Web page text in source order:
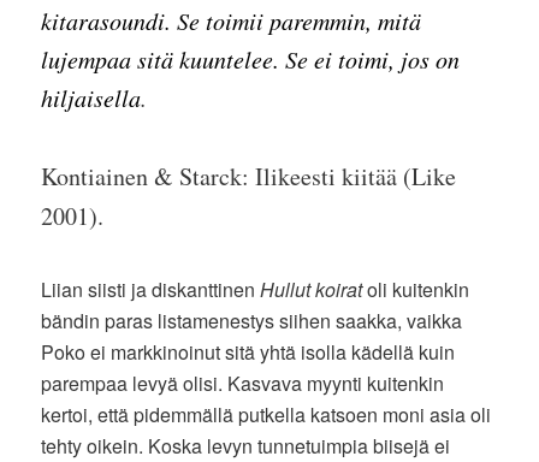
kitarasoundi. Se toimii paremmin, mitä
lujempaa sitä kuuntelee. Se ei toimi, jos on
hiljaisella.
Kontiainen & Starck: Ilikeesti kiitää (Like
2001).
Liian siisti ja diskanttinenHullut koiratoli kuitenkin
bändin paras listamenestys siihen saakka, vaikka
Poko ei markkinoinut sitä yhtä isolla kädellä kuin
parempaa levyä olisi. Kasvava myynti kuitenkin
kertoi, että pidemmällä putkella katsoen moni asia oli
tehty oikein. Koska levyn tunnetuimpia biisejä ei